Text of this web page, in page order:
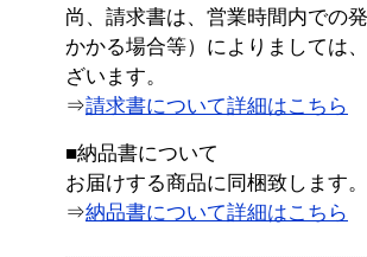
尚、請求書は、営業時間内での
かかる場合等）によりましては
ざいます。
⇒請求書について詳細はこちら
■納品書について
お届けする商品に同梱致します。
⇒納品書について詳細はこちら